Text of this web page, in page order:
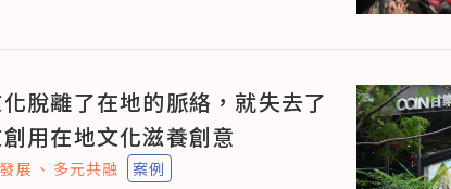
脫離了在地的脈絡，就失去了
用在地文化滋養創意
展 多元共融 案例